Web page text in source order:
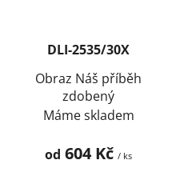
DLI-2535/30X
Obraz Náš příběh
zdobený
Máme skladem
od 604 Kč / ks